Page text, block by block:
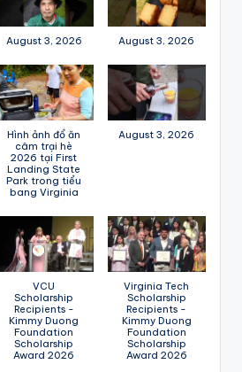
August 3, 2026 August 3, 2026
Hình ảnh đổ ăn
câm trại hè
2026 tại First
Landing State
Park trong tiểu
bang Virginia
August 3, 2026
VCU
Scholarship
Recipients -
Kimmy Duong
Foundation
Scholarship
Award 2026
Virginia Tech
Scholarship
Recipients -
Kimmy Duong
Foundation
Scholarship
Award 2026